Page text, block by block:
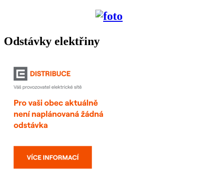
Odstávky elektřiny